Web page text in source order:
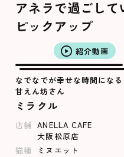
アネラで過ごして
ピックアップ
紹介動画
なでなでが幸せな時間になる
甘えん坊さん
ミラクル
店舗 ANELLA CAFE
大阪松原店
猫種
ミヌエット